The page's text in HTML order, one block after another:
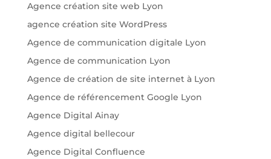
Agence création site web Lyon
agence création site WordPress
Agence de communication digitale Lyon
Agence de communication Lyon
Agence de création de site internet à Lyon
Agence de référencement Google Lyon
Agence Digital Ainay
Agence digital bellecour
Agence Digital Confluence